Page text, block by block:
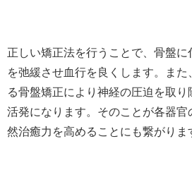
正しい矯正法を行うことで、骨盤
を弛緩させ血行を良くします。ま
る骨盤矯正により神経の圧迫を取り
活発になります。そのことが各器官
然治癒力を高めることにも繋がりま